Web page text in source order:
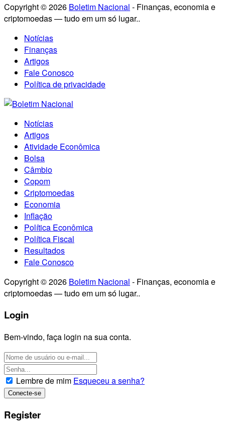
Copyright © 2026 Boletim Nacional - Finanças, economia e
criptomoedas — tudo em um só lugar..
Notícias
Finanças
Artigos
Fale Conosco
Política de privacidade
Notícias
Artigos
Atividade Econômica
Bolsa
Câmbio
Copom
Criptomoedas
Economia
Inflação
Política Econômica
Política Fiscal
Resultados
Fale Conosco
Copyright © 2026 Boletim Nacional - Finanças, economia e
criptomoedas — tudo em um só lugar..
Login
Bem-vindo, faça login na sua conta.
Lembre de mim Esqueceu a senha?
Register